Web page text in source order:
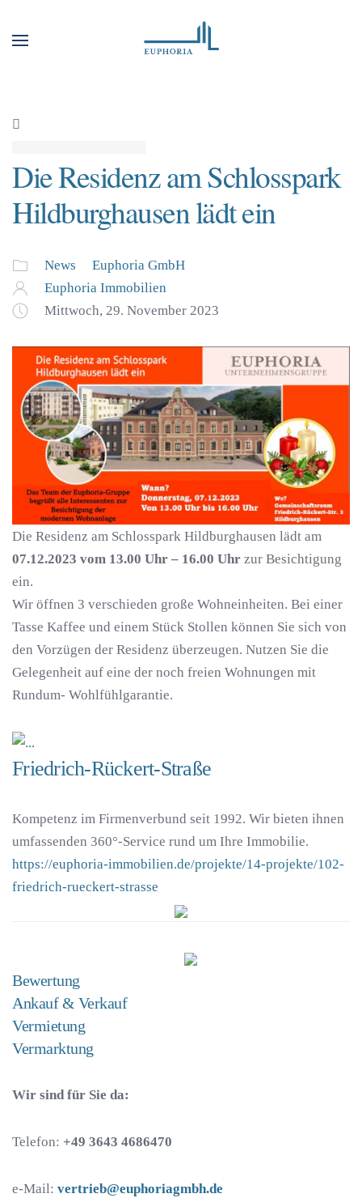
Die Residenz am Schlosspark
Hildburghausen lädt ein
News
Euphoria GmbH
Euphoria Immobilien
Mittwoch, 29. November 2023
Die Residenz am Schlosspark Hildburghausen lädt am
07.12.2023 vom 13.00 Uhr – 16.00 Uhr zur Besichtigung
ein.
Wir öffnen 3 verschieden große Wohneinheiten. Bei einer
Tasse Kaffee und einem Stück Stollen können Sie sich von
den Vorzügen der Residenz überzeugen. Nutzen Sie die
Gelegenheit auf eine der noch freien Wohnungen mit
Rundum- Wohlfühlgarantie.
Friedrich-Rückert-Straße
Kompetenz im Firmenverbund seit 1992. Wir bieten ihnen
umfassenden 360°-Service rund um Ihre Immobilie.
https://euphoria-immobilien.de/projekte/14-projekte/102-
friedrich-rueckert-strasse
Bewertung
Ankauf & Verkauf
Vermietung
Vermarktung
Wir sind für Sie da:
Telefon: +49 3643 4686470
e-Mail: vertrieb@euphoriagmbh.de